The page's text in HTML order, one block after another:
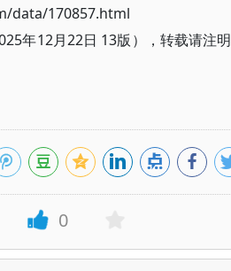
data/170857.html
年12月22日 13版），转载请注
0